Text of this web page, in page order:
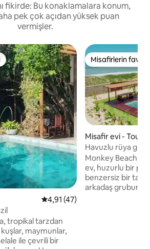
fikirde: Bu konaklamalara konum,
pek çok açıdan yüksek puan
vermişler.
5 üzerinden ortalama 4,91
4,91 (47)
tropikal tarzdan
maymunlar,
ile çevrili bir
Misafirlerin
Misafirlerin
Misafir evi -
Havuzlu rüya gibi
Monkey Beach
ev, huzurlu bir
benzersiz bir tatil
arkadaş